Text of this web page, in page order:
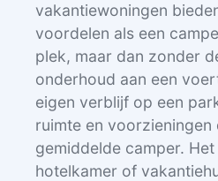
vakantiewoningen
voordelen als een
plek, maar dan zonder
onderhoud aan een
eigen verblijf op een
ruimte en voorzieningen
gemiddelde camper.
hotelkamer of